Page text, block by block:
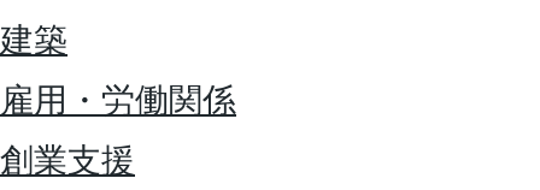
建築
雇用・労働関係
創業支援